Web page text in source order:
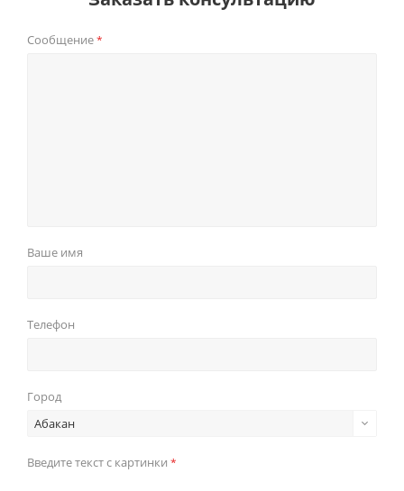
Сообщение*
Ваше имя
Телефон
Город
Абакан
Введите текст с картинки *